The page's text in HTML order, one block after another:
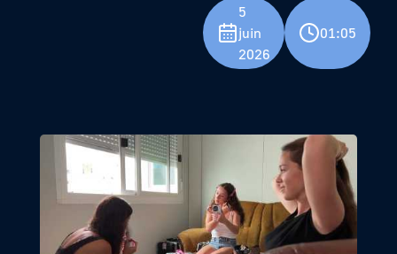
5
juin
2026
01:05